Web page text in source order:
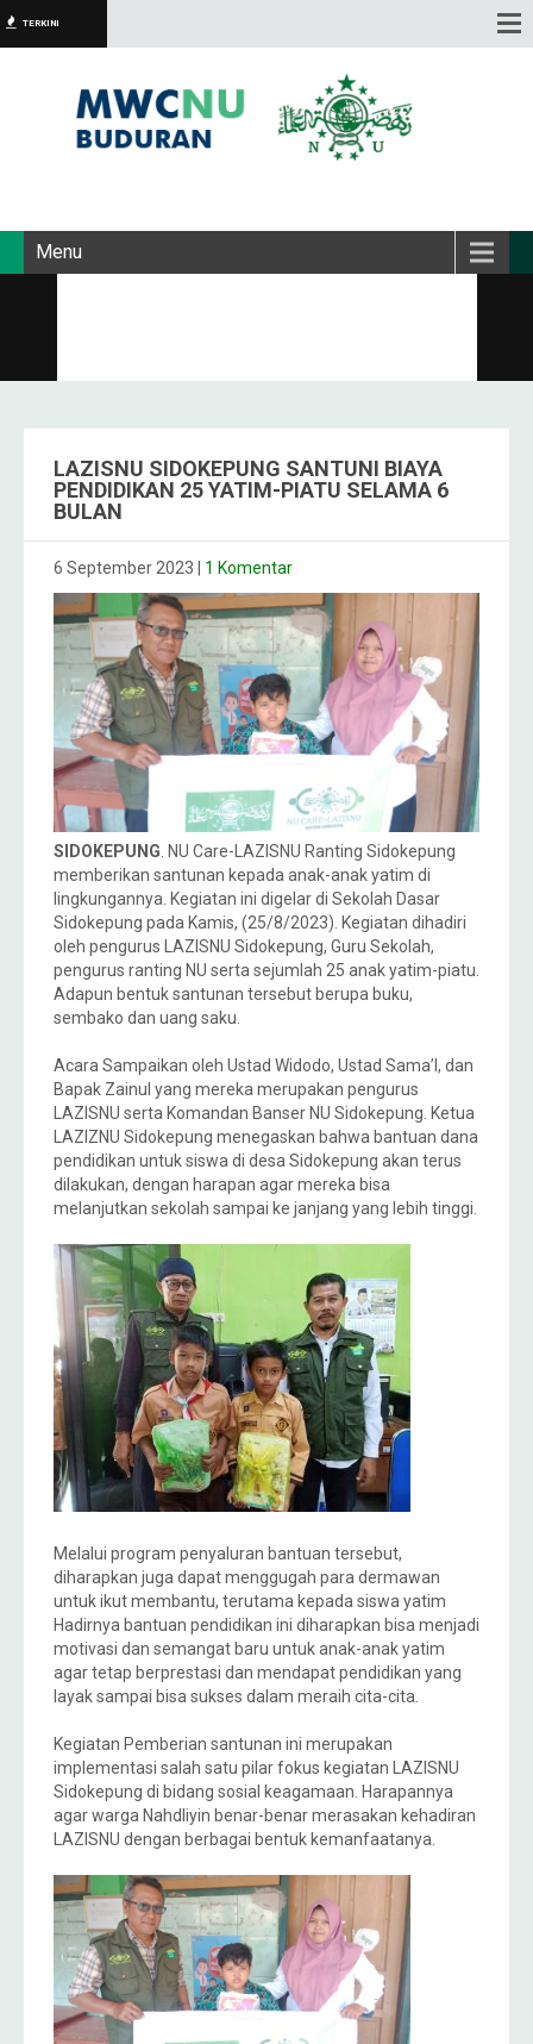
TERKINI
Menu
LAZISNU SIDOKEPUNG SANTUNI BIAYA
PENDIDIKAN 25 YATIM-PIATU SELAMA 6
BULAN
6 September 2023 1 Komentar
SIDOKEPUNG. NU Care-LAZISNU Ranting Sidokepung
memberikan santunan kepada anak-anak yatim di
lingkungannya. Kegiatan ini digelar di Sekolah Dasar
Sidokepung pada Kamis, (25/8/2023). Kegiatan dihadiri
oleh pengurus LAZISNU Sidokepung, Guru Sekolah,
pengurus ranting NU serta sejumlah 25 anak yatim-piatu.
Adapun bentuk santunan tersebut berupa buku,
sembako dan uang saku.
Acara Sampaikan oleh Ustad Widodo, Ustad Sama’I, dan
Bapak Zainul yang mereka merupakan pengurus
LAZISNU serta Komandan Banser NU Sidokepung. Ketua
LAZIZNU Sidokepung menegaskan bahwa bantuan dana
pendidikan untuk siswa di desa Sidokepung akan terus
dilakukan, dengan harapan agar mereka bisa
melanjutkan sekolah sampai ke janjang yang lebih tinggi.
Melalui program penyaluran bantuan tersebut,
diharapkan juga dapat menggugah para dermawan
untuk ikut membantu, terutama kepada siswa yatim
Hadirnya bantuan pendidikan ini diharapkan bisa menjadi
motivasi dan semangat baru untuk anak-anak yatim
agar tetap berprestasi dan mendapat pendidikan yang
layak sampai bisa sukses dalam meraih cita-cita.
Kegiatan Pemberian santunan ini merupakan
implementasi salah satu pilar fokus kegiatan LAZISNU
Sidokepung di bidang sosial keagamaan. Harapannya
agar warga Nahdliyin benar-benar merasakan kehadiran
LAZISNU dengan berbagai bentuk kemanfaatanya.